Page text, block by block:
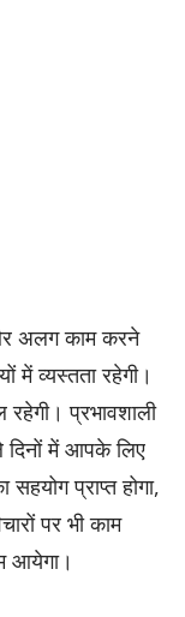
अलग काम करने
में व्यस्तता रहेगी।
प्रभावशाली
में आपके लिए
प्राप्त होगा,
पर भी काम
आयेगा।